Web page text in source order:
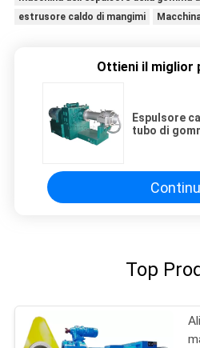
estrusore caldo di mangimi
Ottieni il miglior
Espulsore
tubo di
Top